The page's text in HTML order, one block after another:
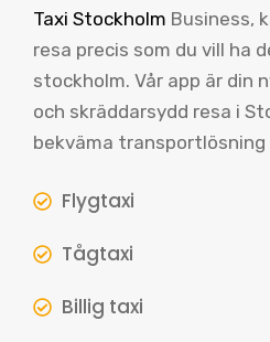
Taxi Stockholm Business,
resa precis som du vill ha
stockholm. Vår app är din
och skräddarsydd resa i
bekväma
Flygtaxi
Tågtaxi
Billig taxi